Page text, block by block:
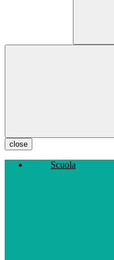
close
Scuola